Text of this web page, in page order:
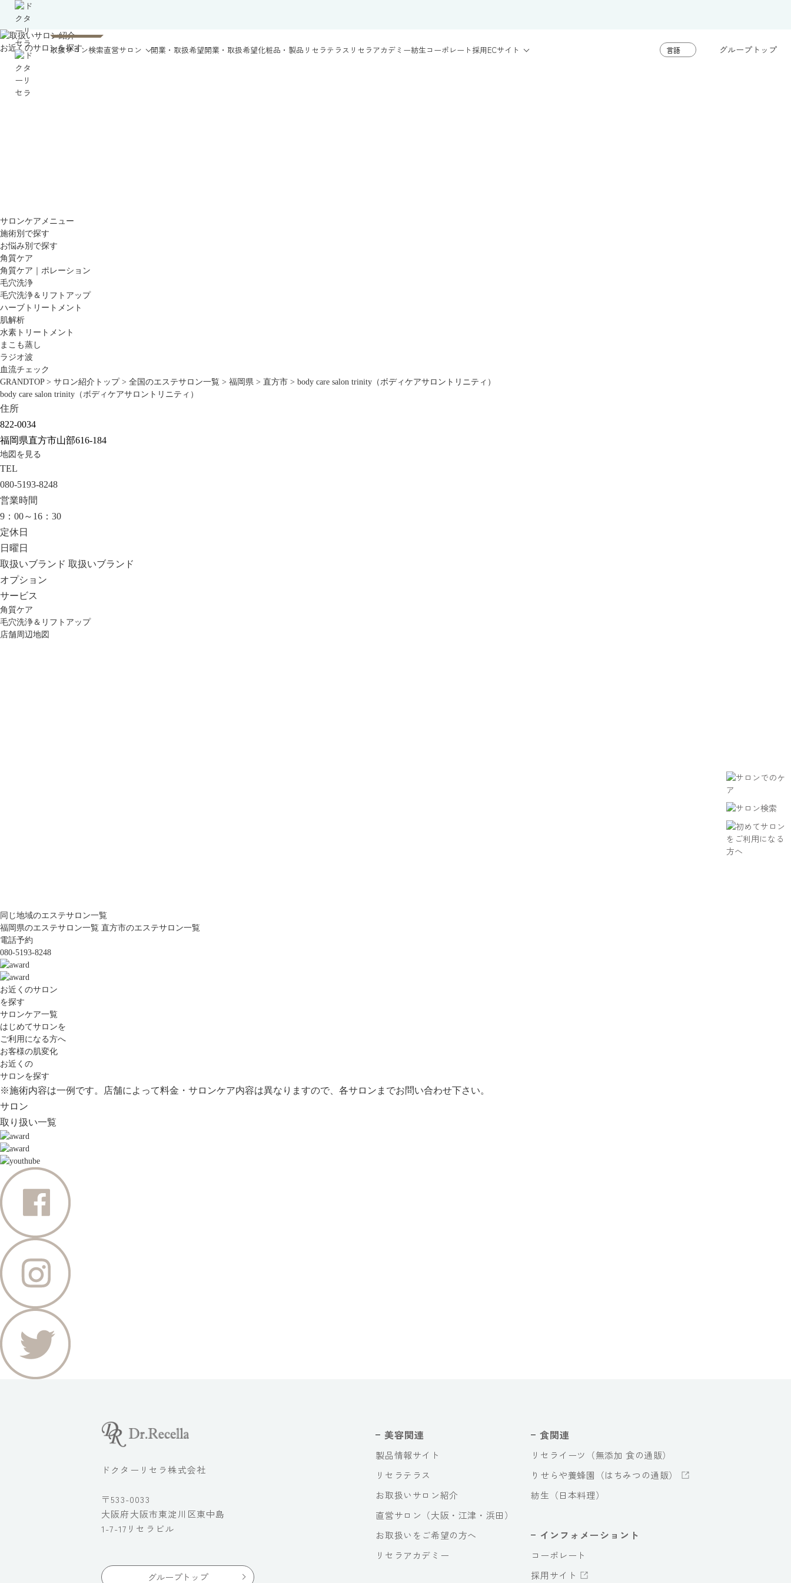
取扱サロン検索直営サロン 開業・取扱希望開業・取扱希望化粧品・製品 リセラテラス リセラアカデミー紡生コーポレート採用ECサイト グループトップ
お近くのサロンを探す
サロンケアメニュー
施術別で探す
お悩み別で探す
角質ケア
角質ケア｜ポレーション
毛穴洗浄
毛穴洗浄＆リフトアップ
ハーブトリートメント
肌解析
水素トリートメント
まこも蒸し
ラジオ波
血流チェック
GRANDTOP > サロン紹介トップ > 全国のエステサロン一覧 > 福岡県 > 直方市 > body care salon trinity（ボディケアサロントリニティ）
body care salon trinity（ボディケアサロントリニティ）
住所
822-0034
福岡県直方市山部616-184
地図を見る
TEL
080-5193-8248
営業時間
9：00～16：30
定休日
日曜日
取扱いブランド 取扱いブランド
オプション
サービス
角質ケア
毛穴洗浄＆リフトアップ
店舗周辺地図
同じ地域のエステサロン一覧
福岡県のエステサロン一覧 直方市のエステサロン一覧
電話予約
080-5193-8248
お近くのサロン
を探す
サロンケア一覧
はじめてサロンを
ご利用になる方へ
お客様の肌変化
お近くの
サロンを探す
※施術内容は一例です。店舗によって料金・サロンケア内容は異なりますので、各サロンまでお問い合わせ下さい。
サロン
取り扱い一覧
ドクターリセラ株式会社
〒533-0033
大阪府大阪市東淀川区東中島
1-7-17リセラビル
グループトップ
美容関連
製品情報サイト
リセラテラス
お取扱いサロン紹介
直営サロン（大阪・江津・浜田）
お取扱いをご希望の方へ
リセラアカデミー
食関連
リセライーツ（無添加 食の通販）
りせらや養蜂園（はちみつの通販）
紡生（日本料理）
インフォメーショント
コーポレート
採用サイト